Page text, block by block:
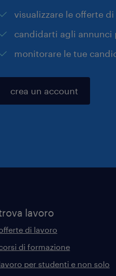
visualizzare le offerte
candidarti agli annunci
monitorare le tue
crea un account
lavoro
di lavoro
di formazione
per studenti e non solo